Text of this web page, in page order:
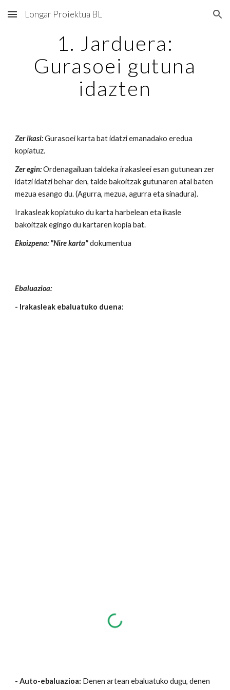
Skip to main content Skip to navigation
Longar Proiektua BL
1. Jarduera:
Gurasoei gutuna
idazten
Zer ikasi:Gurasoei karta bat idatzi emanadako eredua
kopiatuz.
Zer egin:Ordenagailuan taldeka irakasleei esan gutunean zer
idatzi idatzi behar den, talde bakoitzak gutunaren atal baten
mezua esango du. (Agurra, mezua, agurra eta sinadura).
Irakasleak kopiatuko du karta harbelean eta ikasle
bakoitzak egingo du kartaren kopia bat.
Ekoizpena: "Nire karta"dokumentua
Ebaluazioa:
- Irakasleak ebaluatuko duena:
- Auto-ebaluazioa: Denen artean ebaluatuko dugu, denen